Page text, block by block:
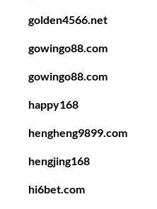
golden4566.net
gowingo88.com
gowingo88.com
happy168
hengheng9899.com
hengjing168
hi6bet.com